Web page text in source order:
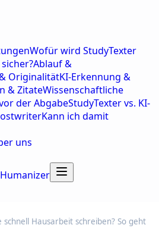
Wofür wird StudyTexter
Ablauf &
OriginalitätKI-Erkennung &
& ZitateWissenschaftliche
der AbgabeStudyTexter vs. KI-
Kann ich damit
uns
schnell Hausarbeit schreiben? So geht